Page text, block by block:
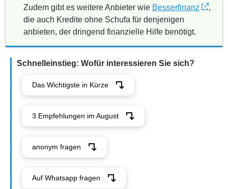
Zudem gibt es weitere Anbieter wie Besserfinanz
,
die auch Kredite ohne Schufa für denjenigen
anbieten, der dringend finanzielle Hilfe benötigt.
Schnelleinstieg: Wofür interessieren Sie sich?
Das Wichtigste in Kürze
3 Empfehlungen im August
anonym fragen
Auf Whatsapp fragen